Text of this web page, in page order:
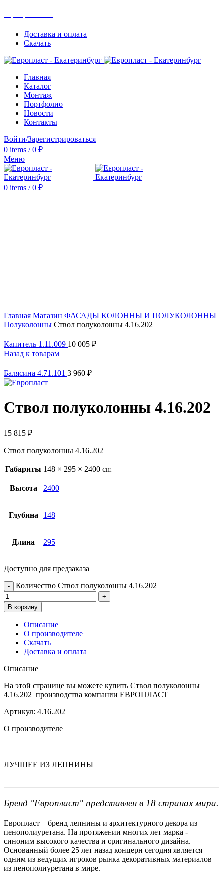
Доставка и оплата
Скачать
Главная
Каталог
Монтаж
Портфолио
Новости
Контакты
Войти/Зарегистрироваться
0 items / 0 ₽
Меню
0 items / 0 ₽
Главная Магазин ФАСАДЫ КОЛОННЫ И ПОЛУКОЛОННЫ
Полуколонны Ствол полуколонны 4.16.202
Капитель 1.11.009 10 005 ₽
Назад к товарам
Балясина 4.71.101 3 960 ₽
Ствол полуколонны 4.16.202
15 815 ₽
Ствол полуколонны 4.16.202
Габариты 148 × 295 × 2400 cm
Высота 2400
Глубина 148
Длина 295
Доступно для предзаказа
Количество Ствол полуколонны 4.16.202
В корзину
Описание
О производителе
Скачать
Доставка и оплата
Описание
На этой странице вы можете купить Ствол полуколонны
4.16.202 производства компании ЕВРОПЛАСТ
Артикул: 4.16.202
О производителе
ЛУЧШЕЕ ИЗ ЛЕПНИНЫ
Бренд "Европласт" представлен в 18 странах мира.
Европласт – бренд лепнины и архитектурного декора из
пенополиуретана. На протяжении многих лет марка -
синоним высокого качества и оригинального дизайна.
Основанный более 25 лет назад концерн сегодня является
одним из ведущих игроков рынка декоративных материалов
из пенополиуретана в мире.